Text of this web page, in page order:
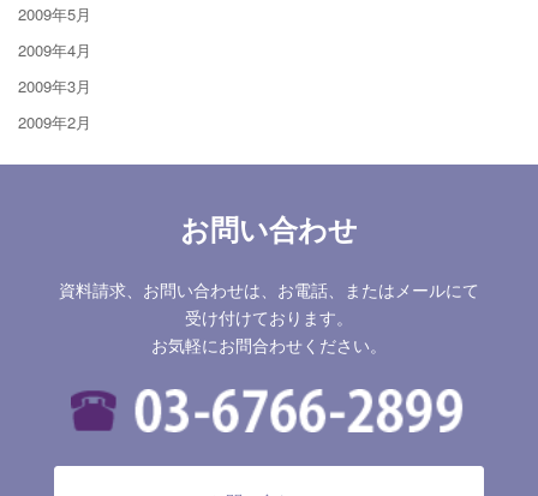
2009年5月
2009年4月
2009年3月
2009年2月
お問い合わせ
資料請求、お問い合わせは、お電話、またはメールにて
受け付けております。
お気軽にお問合わせください。